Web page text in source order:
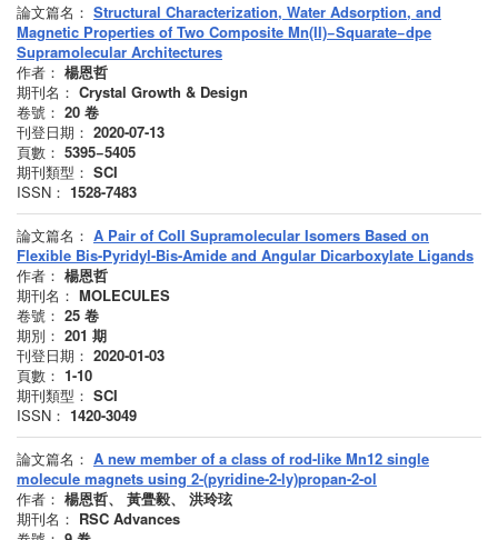
論文篇名： Structural Characterization, Water Adsorption, and
Magnetic Properties of Two Composite Mn(II)−Squarate−dpe
Supramolecular Architectures
作者： 楊恩哲
期刊名： Crystal Growth & Design
卷號： 20 卷
刊登日期： 2020-07-13
頁數： 5395−5405
期刊類型： SCI
ISSN： 1528-7483
論文篇名： A Pair of CoII Supramolecular Isomers Based on
Flexible Bis-Pyridyl-Bis-Amide and Angular Dicarboxylate Ligands
作者： 楊恩哲
期刊名： MOLECULES
卷號： 25 卷
期別： 201 期
刊登日期： 2020-01-03
頁數： 1-10
期刊類型： SCI
ISSN： 1420-3049
論文篇名： A new member of a class of rod-like Mn12 single
molecule magnets using 2-(pyridine-2-ly)propan-2-ol
作者： 楊恩哲、 黃舋毅、 洪玲玹
期刊名： RSC Advances